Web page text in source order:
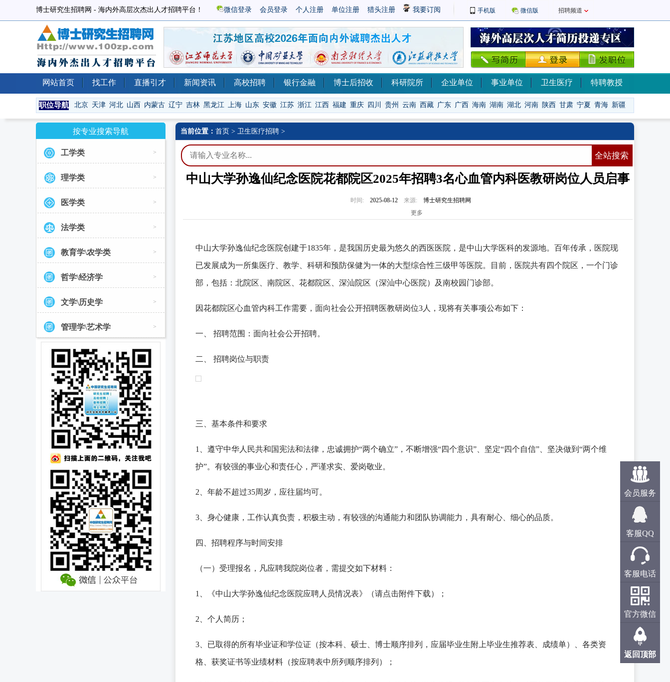
博士研究生招聘网 - 海内外高层次杰出人才招聘平台！ 微信登录 会员登录 个人注册 单位注册 猎头注册 我要订阅 手机版 微信版 招聘频道
网站首页 找工作 直播引才 新闻资讯 高校招聘 银行金融 博士后招收 科研院所 企业单位 事业单位 卫生医疗 特聘教授
职位导航 北京 天津 河北 山西 内蒙古 辽宁 吉林 黑龙江 上海 山东 安徽 江苏 浙江 江西 福建 重庆 四川 贵州 云南 西藏 广东 广西 海南 湖南 湖北 河南 陕西 甘肃 宁夏 青海 新疆
按专业搜索导航
工学类 >
理学类 >
医学类 >
法学类 >
教育学\农学类 >
哲学\经济学 >
文学\历史学 >
管理学\艺术学 >
当前位置： 首页 > 卫生医疗招聘 >
全站搜索
中山大学孙逸仙纪念医院花都院区2025年招聘3名心血管内科医教研岗位人员启事
时间: 2025-08-12 来源:
博士研究生招聘网
更多
中山大学孙逸仙纪念医院创建于1835年，是我国历史最为悠久的西医医院，是中山大学医科的发源地。百年传承，医院现
已发展成为一所集医疗、教学、科研和预防保健为一体的大型综合性三级甲等医院。目前，医院共有四个院区，一个门诊
部，包括：北院区、南院区、花都院区、深汕院区（深汕中心医院）及南校园门诊部。
因花都院区心血管内科工作需要，面向社会公开招聘医教研岗位3人，现将有关事项公布如下：
一、 招聘范围：面向社会公开招聘。
二、 招聘岗位与职责
三、基本条件和要求
1、遵守中华人民共和国宪法和法律，忠诚拥护“两个确立”，不断增强“四个意识”、坚定“四个自信”、坚决做到“两个维
护”。有较强的事业心和责任心，严谨求实、爱岗敬业。
2、年龄不超过35周岁，应往届均可。
3、身心健康，工作认真负责，积极主动，有较强的沟通能力和团队协调能力，具有耐心、细心的品质。
四、招聘程序与时间安排
（一）受理报名，凡应聘我院岗位者，需提交如下材料：
1、《中山大学孙逸仙纪念医院应聘人员情况表》（请点击附件下载）；
2、个人简历；
3、已取得的所有毕业证和学位证（按本科、硕士、博士顺序排列，应届毕业生附上毕业生推荐表、成绩单）、各类资
格、获奖证书等业绩材料（按应聘表中所列顺序排列）；
会员服务
客服QQ
客服电话
官方微信
返回顶部